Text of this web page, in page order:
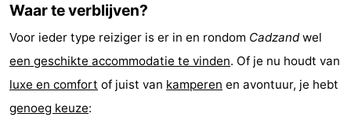
Waar te verblijven?
Voor ieder type reiziger is er in en rondom Cadzandwel
een geschikte accommodatie te vinden. Of je nu houdt van
luxe en comfort of juist van kamperen en avontuur, je hebt
genoeg keuze: